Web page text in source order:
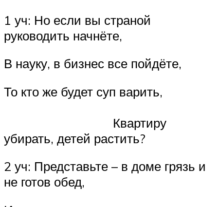
1 уч: Но если вы страной
руководить начнёте,
В науку, в бизнес все пойдёте,
То кто же будет суп варить,
Квартиру
убирать, детей растить?
2 уч: Представьте – в доме грязь и
не готов обед,